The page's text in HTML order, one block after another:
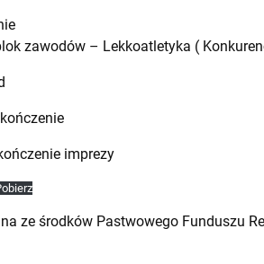
zawodów – Lekkoatletyka (
imprezy
ze środków Pastwowego Funduszu